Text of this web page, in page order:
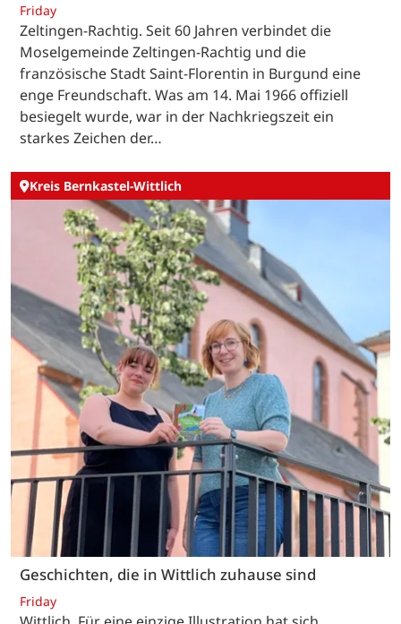
Friday
Zeltingen-Rachtig. Seit 60 Jahren verbindet die
Moselgemeinde Zeltingen-Rachtig und die
französische Stadt Saint-Florentin in Burgund eine
enge Freundschaft. Was am 14. Mai 1966 offiziell
besiegelt wurde, war in der Nachkriegszeit ein
starkes Zeichen der…
Kreis Bernkastel-Wittlich
Geschichten, die in Wittlich zuhause sind
Friday